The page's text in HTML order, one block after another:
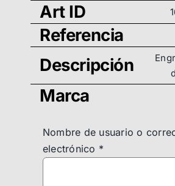
Art ID
Referencia
Descripción
Marca
Nombre de usuario o
electrónico *